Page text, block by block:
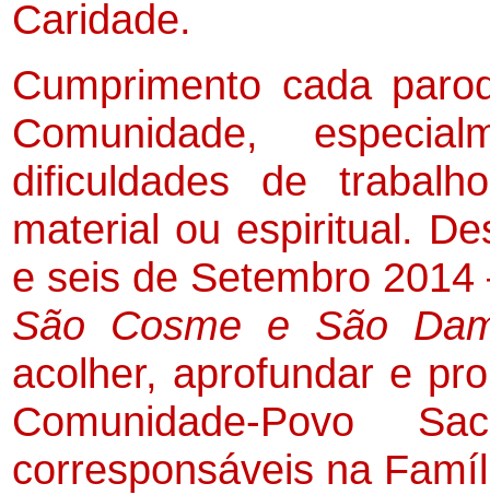
Caridade.
Cumprimento cada
Comunidade,
dificuldades de
material ou espiritual.
e seis de Setembro
São Cosme e São
acolher, aprofundar e
Comunidade-Povo
corresponsáveis na